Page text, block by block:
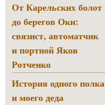
От Карельских болот
до берегов Оки:
связист, автоматчик
и портной Яков
Ротченко
История одного полка
и моего деда